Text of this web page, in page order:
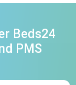
Beds24
PMS